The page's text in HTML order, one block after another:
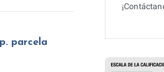
parcela